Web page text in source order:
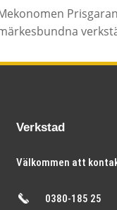
Verkstad
Välkommen att
0380-185 25